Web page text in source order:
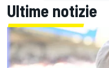
Ultime notizie